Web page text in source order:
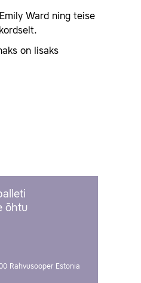
Ward ning teise
on lisaks
õhtu
Rahvusooper Estonia